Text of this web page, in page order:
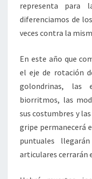
representa para
diferenciamos de
veces contra la
En este año que
el eje de rotación
golondrinas, las
biorritmos, las
sus costumbres y
gripe permanecerá
puntuales
articulares cerrarán